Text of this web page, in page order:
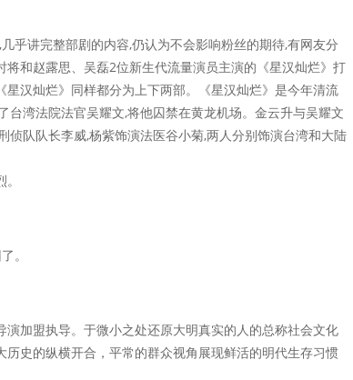
乎讲完整部剧的内容,仍认为不会影响粉丝的期待,有网友分
和赵露思、吴磊2位新生代流量演员主演的《星汉灿烂》打
汉灿烂》同样都分为上下两部。《星汉灿烂》是今年清流
湾法院法官吴耀文,将他囚禁在黄龙机场。金云升与吴耀文
队队长李威,杨紫饰演法医谷小菊,两人分别饰演台湾和大陆
。
加盟执导。于微小之处还原大明真实的人的总称社会文化
史的纵横开合，平常的群众视角展现鲜活的明代生存习惯